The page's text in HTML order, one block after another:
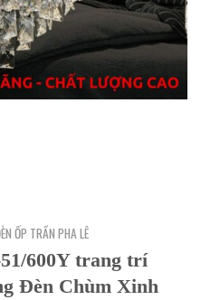
ỐP TRẦN PHA LÊ
600Y trang trí
Đèn Chùm Xinh